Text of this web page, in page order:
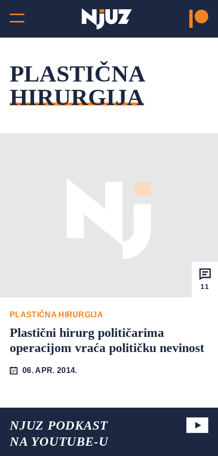
PLASTIČNA
HIRURGIJA
11
PLASTIČNA HIRURGIJA
Plastični hirurg političarima
operacijom vraća političku nevinost
06. APR. 2014.
NJUZ PODKAST
NA YOUTUBE-U